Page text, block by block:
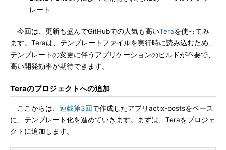
レート
今回は、更新も盛んでGitHubでの人気も高いTeraを使ってみ
ます。Teraは、テンプレートファイルを実行時に読み込むため、
テンプレートの変更に伴うアプリケーションのビルドが不要で、
高い開発効率が期待できます。
Teraのプロジェクトへの追加
ここからは、 連載第3回で作成したアプリactix-postsをベース
に、テンプレート化を進めていきます。まずは、Teraをプロジェ
クトに追加します。